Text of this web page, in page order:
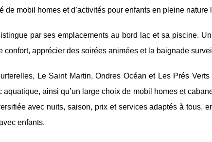
de mobil homes et d’activités pour enfants en pleine nature
par ses emplacements au bord lac et sa piscine.
confort, apprécier des soirées animées et la baignade
Le Saint Martin, Ondres Océan et Les Prés
aquatique, ainsi qu’un large choix de mobil homes et
avec nuits, saison, prix et services adaptés à tous,
enfants.